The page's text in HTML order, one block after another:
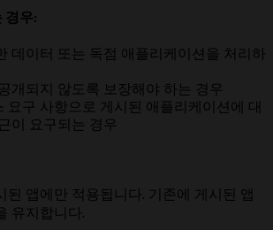
경우:
데이터 또는 독점 애플리케이션을 처리하
개되지 않도록 보장해야 하는 경우
요구 사항으로 게시된 애플리케이션에 대
이 요구되는 경우
된 앱에만 적용됩니다. 기존에 게시된 앱
유지합니다.